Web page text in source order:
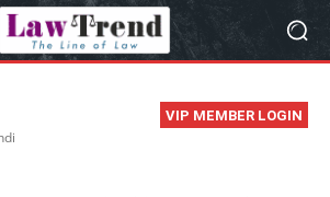
VIP MEMBER LOGIN